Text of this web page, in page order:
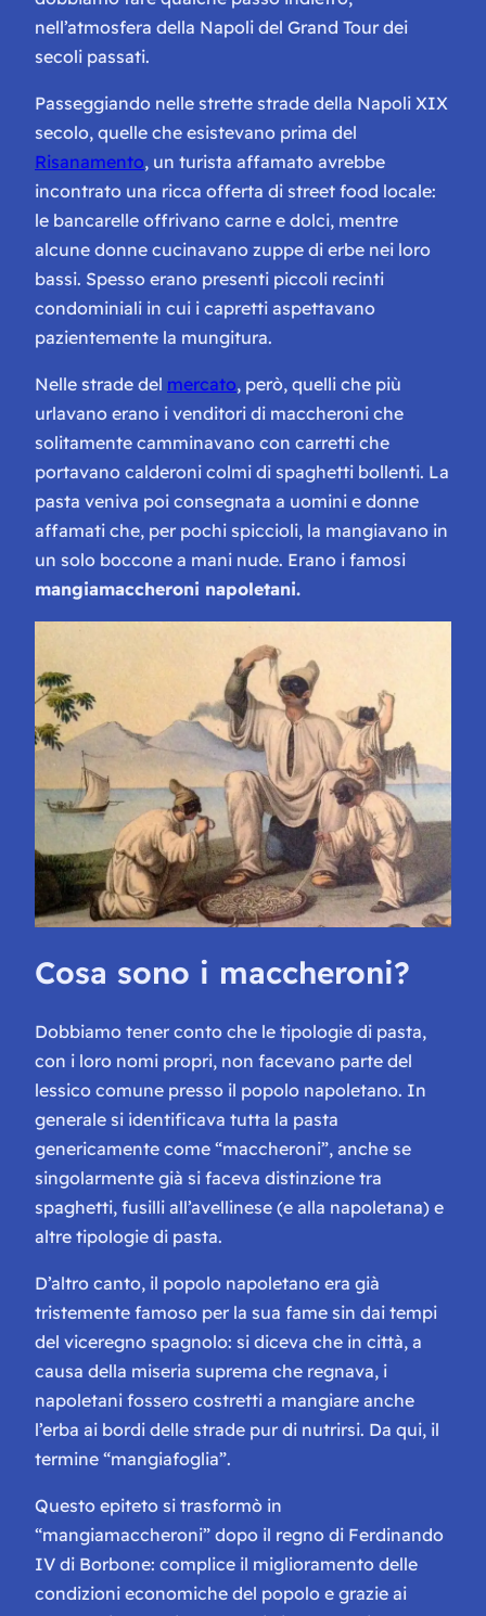
nell’atmosfera della Napoli del Grand Tour dei
secoli passati.
Passeggiando nelle strette strade della Napoli XIX
secolo, quelle che esistevano prima del
Risanamento, un turista affamato avrebbe
incontrato una ricca offerta di street food locale:
le bancarelle offrivano carne e dolci, mentre
alcune donne cucinavano zuppe di erbe nei loro
bassi. Spesso erano presenti piccoli recinti
condominiali in cui i capretti aspettavano
pazientemente la mungitura.
Nelle strade del mercato, però, quelli che più
urlavano erano i venditori di maccheroni che
solitamente camminavano con carretti che
portavano calderoni colmi di spaghetti bollenti. La
pasta veniva poi consegnata a uomini e donne
affamati che, per pochi spiccioli, la mangiavano in
un solo boccone a mani nude. Erano i famosi
mangiamaccheroni napoletani.
Cosa sono i maccheroni?
Dobbiamo tener conto che le tipologie di pasta,
con i loro nomi propri, non facevano parte del
lessico comune presso il popolo napoletano. In
generale si identificava tutta la pasta
genericamente come “maccheroni”, anche se
singolarmente già si faceva distinzione tra
spaghetti, fusilli all’avellinese (e alla napoletana) e
altre tipologie di pasta.
D’altro canto, il popolo napoletano era già
tristemente famoso per la sua fame sin dai tempi
del viceregno spagnolo: si diceva che in città, a
causa della miseria suprema che regnava, i
napoletani fossero costretti a mangiare anche
l’erba ai bordi delle strade pur di nutrirsi. Da qui, il
termine “mangiafoglia”.
Questo epiteto si trasformò in
“mangiamaccheroni” dopo il regno di Ferdinando
IV di Borbone: complice il miglioramento delle
condizioni economiche del popolo e grazie ai